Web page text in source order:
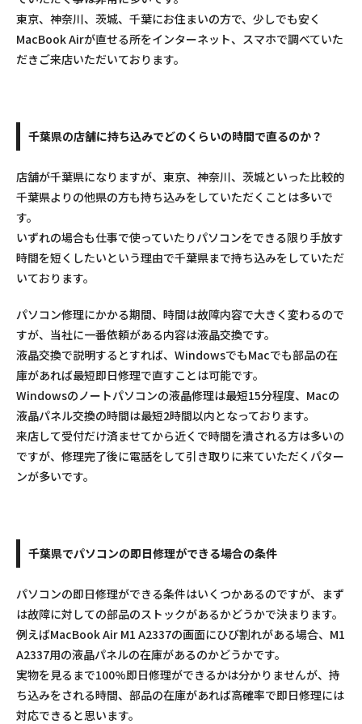
東京、神奈川、茨城、千葉にお住まいの方で、少しでも安く
MacBook Airが直せる所をインターネット、スマホで調べていた
だきご来店いただいております。
千葉県の店舗に持ち込みでどのくらいの時間で直るのか？
店舗が千葉県になりますが、東京、神奈川、茨城といった比較的
千葉県よりの他県の方も持ち込みをしていただくことは多いで
す。
いずれの場合も仕事で使っていたりパソコンをできる限り手放す
時間を短くしたいという理由で千葉県まで持ち込みをしていただ
いております。
パソコン修理にかかる期間、時間は故障内容で大きく変わるので
すが、当社に一番依頼がある内容は液晶交換です。
液晶交換で説明するとすれば、WindowsでもMacでも部品の在
庫があれば最短即日修理で直すことは可能です。
Windowsのノートパソコンの液晶修理は最短15分程度、Macの
液晶パネル交換の時間は最短2時間以内となっております。
来店して受付だけ済ませてから近くで時間を潰される方は多いの
ですが、修理完了後に電話をして引き取りに来ていただくパター
ンが多いです。
千葉県でパソコンの即日修理ができる場合の条件
パソコンの即日修理ができる条件はいくつかあるのですが、まず
は故障に対しての部品のストックがあるかどうかで決まります。
例えばMacBook Air M1 A2337の画面にひび割れがある場合、M1
A2337用の液晶パネルの在庫があるのかどうかです。
実物を見るまで100%即日修理ができるかは分かりませんが、持
ち込みをされる時間、部品の在庫があれば高確率で即日修理には
対応できると思います。